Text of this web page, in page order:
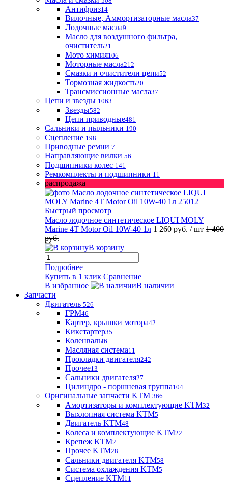
Антифриз14
Вилочные, Аммортизаторные масла37
Лодочные масла9
Масло для воздушного фильтра,
очиститель21
Мото химия106
Моторные масла212
Смазки и очистители цепи52
Тормозная жидкость20
Трансмиссионные масла37
Цепи и звезды 1063
Звезды582
Цепи приводные481
Сальники и пыльники 190
Сцепление 198
Приводные ремни 7
Направляющие вилки 56
Подшипники колес 141
Ремкомплекты и подшипники 11
распродажа
Быстрый просмотр
Масло лодочное синтетическое LIQUI MOLY
Marine 4T Motor Oil 10W-40 1л 1 260 руб. / шт 1 400
руб.
В корзину
Подробнее
Купить в 1 клик Сравнение
В избранное
В наличии
Запчасти
Двигатель 526
ГРМ46
Картер, крышки мотора42
Кикстартер35
Коленвалы6
Масляная система11
Прокладки двигателя242
Прочее13
Сальники двигателя27
Цилиндро - поршневая группа104
Оригинальные запчасти KTM 366
Амортизаторы и комплектующие KTM32
Выхлопная система KTM5
Двигатель KTM48
Колеса и комплектующие KTM22
Крепеж KTM2
Прочее KTM28
Сальники двигателя KTM58
Система охлаждения KTM5
Сцепление KTM11